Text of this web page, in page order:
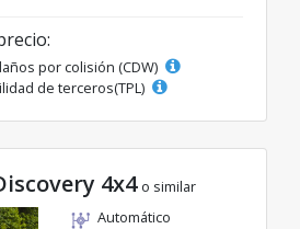
por colisión (CDW)
de terceros(TPL)
4x4 o similar
Automático